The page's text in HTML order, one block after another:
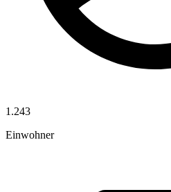
1.243
Einwohner